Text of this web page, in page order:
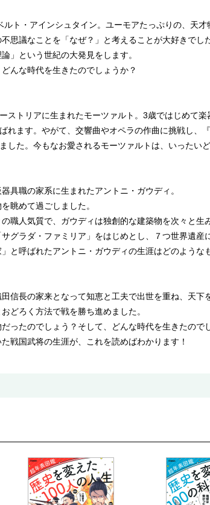
ト・アインシュタイン。ユーモアたっぷりの、天才
思議なことを「なぜ？」と考えることが大好きでした
」という世紀の大発見をします。
んな時代を生きたのでしょうか？
ストリアに生まれたモーツァルト。3歳ではじめて
れます。やがて、交響曲やオペラの作曲に挑戦し、
した。今もなお愛されるモーツァルトは、いったい
具職の家系に生まれたアントニ・ガウディ。
眺めて過ごしました。
職人気質で、ガウディは独創的な建築物を次々と生
グラダ・ファミリア」をはじめとし、７つ世界遺産
と呼ばれたアントニ・ガウディの生涯はどのような
信長の家来となって知恵と工夫で出世を重ね、天下
どろく方法で戦を勝ち進めました。
ったのでしょう？そして、どんな時代を生きたので
戦国武将の生涯が、これを読めばわかります！